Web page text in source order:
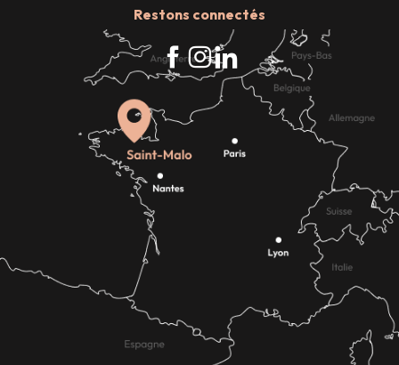
Restons connectés